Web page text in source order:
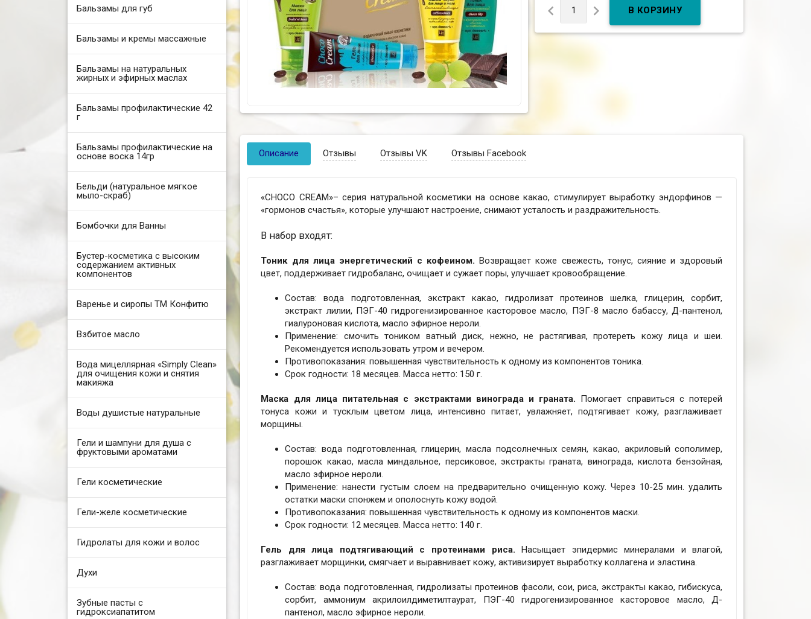
Бальзамы для губ
Бальзамы и кремы массажные
Бальзамы на натуральных
жирных и эфирных маслах
Бальзамы профилактические 42
г
Бальзамы профилактические на
основе воска 14гр
Бельди (натуральное мягкое
мыло-скраб)
Бомбочки для Ванны
Бустер-косметика с высоким
содержанием активных
компонентов
Варенье и сиропы ТМ Конфитю
Взбитое масло
Вода мицеллярная «Simply Clean»
для очищения кожи и снятия
макияжа
Воды душистые натуральные
Гели и шампуни для душа с
фруктовыми ароматами
Гели косметические
Гели-желе косметические
Гидролаты для кожи и волос
Духи
Зубные пасты с
гидроксиапатитом
 
Описание Отзывы Отзывы VK Отзывы Facebook
«CHOCO CREAM»– серия натуральной косметики на основе какао, стимулирует выработку эндорфинов —
«гормонов счастья», которые улучшают настроение, снимают усталость и раздражительность.
В набор входят:
Тоник для лица энергетический с кофеином. Возвращает коже свежесть, тонус, сияние и здоровый
цвет, поддерживает гидробаланс, очищает и сужает поры, улучшает кровообращение.
Состав: вода подготовленная, экстракт какао, гидролизат протеинов шелка, глицерин, сорбит,
экстракт лилии, ПЭГ-40 гидрогенизированное касторовое масло, ПЭГ-8 масло бабассу, Д-пантенол,
гиалуроновая кислота, масло эфирное нероли.
Применение: смочить тоником ватный диск, нежно, не растягивая, протереть кожу лица и шеи.
Рекомендуется использовать утром и вечером.
Противопоказания: повышенная чувствительность к одному из компонентов тоника.
Срок годности: 18 месяцев. Масса нетто: 150 г.
Маска для лица питательная с экстрактами винограда и граната. Помогает справиться с потерей
тонуса кожи и тусклым цветом лица, интенсивно питает, увлажняет, подтягивает кожу, разглаживает
морщины.
Состав: вода подготовленная, глицерин, масла подсолнечных семян, какао, акриловый сополимер,
порошок какао, масла миндальное, персиковое, экстракты граната, винограда, кислота бензойная,
масло эфирное нероли.
Применение: нанести густым слоем на предварительно очищенную кожу. Через 10-25 мин. удалить
остатки маски спонжем и ополоснуть кожу водой.
Противопоказания: повышенная чувствительность к одному из компонентов маски.
Срок годности: 12 месяцев. Масса нетто: 140 г.
Гель для лица подтягивающий с протеинами риса. Насыщает эпидермис минералами и влагой,
разглаживает морщинки, смягчает и выравнивает кожу, активизирует выработку коллагена и эластина.
Состав: вода подготовленная, гидролизаты протеинов фасоли, сои, риса, экстракты какао, гибискуса,
сорбит, аммониум акрилоилдиметилтаурат, ПЭГ-40 гидрогенизированное касторовое масло, Д-
пантенол, масло эфирное нероли.